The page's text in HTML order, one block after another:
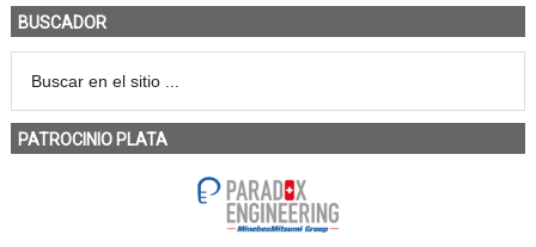
BUSCADOR
PATROCINIO PLATA